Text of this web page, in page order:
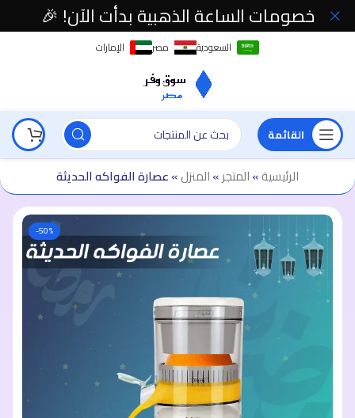
السعودية مصر الإمارات
القائمة
الرئيسية»المتجر»المنزل»عصارة الفواكه الحديثة
-50%
خصومات الساعة الذهبية بدأت الآن! 🎉